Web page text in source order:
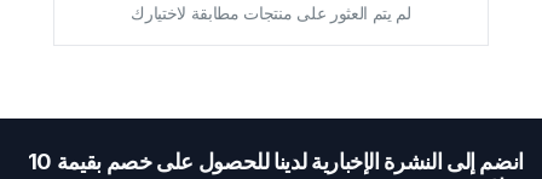
لم يتم العثور على منتجات مطابقة لاختيارك
انضم إلى النشرة الإخبارية لدينا للحصول على خصم بقيمة 10